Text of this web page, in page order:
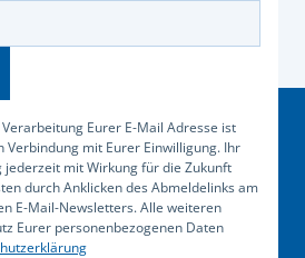
Eurer E-Mail Adresse ist
Verbindung mit Eurer Einwilligung. Ihr
jederzeit mit Wirkung für die Zukunft
durch Anklicken des Abmeldelinks am
E-Mail-Newsletters. Alle weiteren
Eurer personenbezogenen Daten